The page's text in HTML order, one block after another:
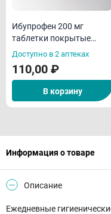
Ибупрофен 200 мг
таблетки покрытые
оболочкой N20
Доступно в 2 аптеках
110,00 ₽
В корзину
Информация о товаре
Описание
Ежедневные